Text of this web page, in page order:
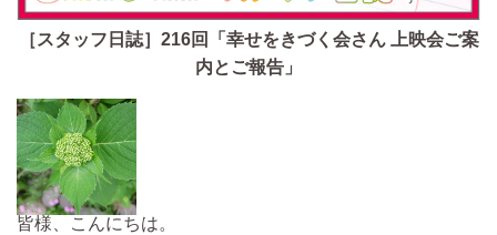
［スタッフ日誌］216回「幸せをきづく会さん 上映会ご案
内とご報告」
皆様、こんにちは。